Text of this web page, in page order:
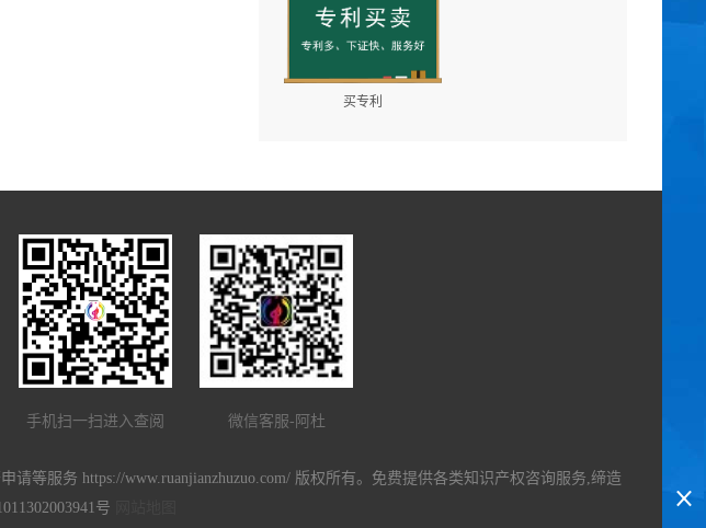
买专利
手机扫一扫进入查阅 微信客服-阿杜
等服务 https://www.ruanjianzhuzuo.com/ 版权所有。免费提供各类知识产权咨询服务,缔造
号